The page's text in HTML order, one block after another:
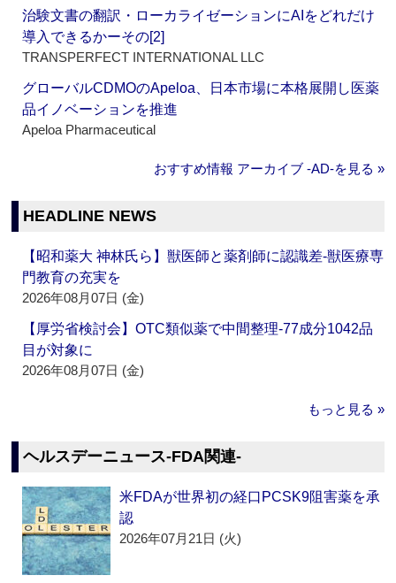
治験文書の翻訳・ローカライゼーションにAIをどれだけ
導入できるかーその[2]
TRANSPERFECT INTERNATIONAL LLC
グローバルCDMOのApeloa、日本市場に本格展開し医薬
品イノベーションを推進
Apeloa Pharmaceutical
おすすめ情報 アーカイブ ‐AD‐を見る »
HEADLINE NEWS
【昭和薬大 神林氏ら】獣医師と薬剤師に認識差‐獣医療専
門教育の充実を
2026年08月07日 (金)
【厚労省検討会】OTC類似薬で中間整理‐77成分1042品
目が対象に
2026年08月07日 (金)
もっと見る »
ヘルスデーニュース‐FDA関連‐
米FDAが世界初の経口PCSK9阻害薬を承
認
2026年07月21日 (火)